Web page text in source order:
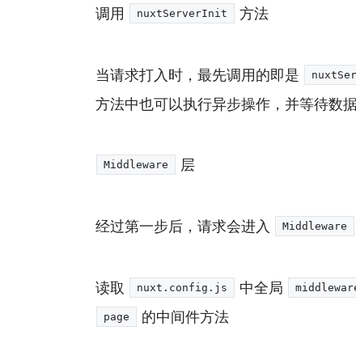
调用 nuxtServerInit 方法
当请求打入时，最先调用的即是
方法中也可以执行异步操作，并等待数
Middleware 层
经过第一步后，请求会进入 Middleware
读取 nuxt.config.js 中全局
page 的中间件方法